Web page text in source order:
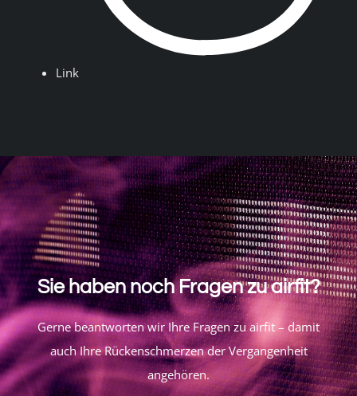
Link
Sie haben noch Fragen zu airfit?
Gerne beantworten wir Ihre Fragen zu airfit – damit
auch Ihre Rückenschmerzen der Vergangenheit
angehören.